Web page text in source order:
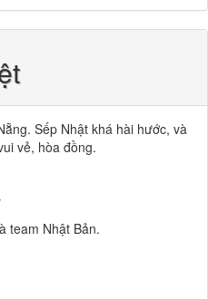
Sếp Nhật khá hài hước, và
vẻ, hòa đồng.
team Nhật Bản.